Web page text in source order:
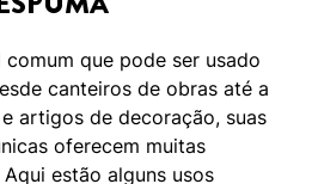
comum que pode ser usado
canteiros de obras até a
artigos de decoração, suas
oferecem muitas
estão alguns usos